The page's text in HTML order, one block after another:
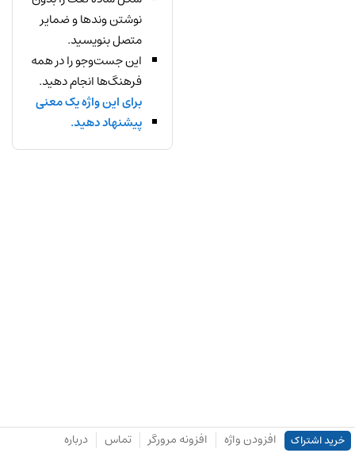
نوشتن وندها و ضمایر
متصل بنویسید.
این جست‌وجو را در همه
فرهنگ‌ها انجام دهید.
برای این واژه یک معنی
پیشنهاد دهید.
خرید اشتراک افزودن واژه افزونه مرورگر تماس درباره